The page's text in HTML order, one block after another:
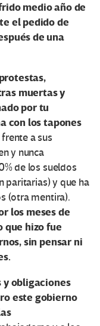
medio año de
el pedido de
de una
muertas y
por tu
con los tapones
a sus
y nunca
de los sueldos
paritarias) y que ha
(otra mentira).
los meses de
que hizo fue
sin pensar ni
y obligaciones
este gobierno